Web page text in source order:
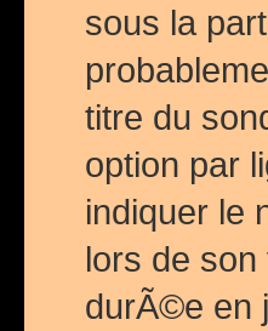
sous la
titre du
option par
indiquer le
lors de
durÃ©e en